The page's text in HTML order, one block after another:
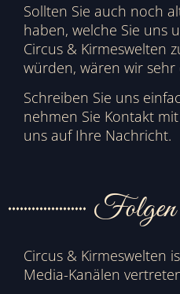
Sollten Sie auch noch
haben, welche Sie uns
Circus & Kirmeswelten
würden, wären wir sehr
Schreiben Sie uns
nehmen Sie Kontakt
uns auf Ihre Nachricht.
Folgen
Circus & Kirmeswelten
Media-Kanälen